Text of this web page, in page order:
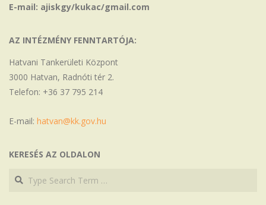
E-mail: ajiskgy/kukac/gmail.com
AZ INTÉZMÉNY FENNTARTÓJA:
Hatvani Tankerületi Központ
3000 Hatvan, Radnóti tér 2.
Telefon: +36 37 795 214
E-mail: hatvan@kk.gov.hu
KERESÉS AZ OLDALON
Search
Search